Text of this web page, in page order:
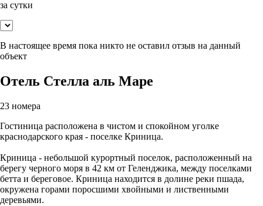
за сутки
В настоящее время пока никто не оставил отзыв на данный
объект
Отель Стелла аль Маре
23 номера
Гостиница расположена в чистом и спокойном уголке
краснодарского края - поселке Криница.
Криница - небольшой курортный поселок, расположенный на
берегу черного моря в 42 км от Геленджика, между поселками
бетта и береговое. Криница находится в долине реки пшада,
окружена горами поросшими хвойными и лиственными
деревьями.